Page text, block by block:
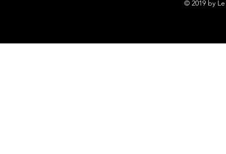
© 2019 by